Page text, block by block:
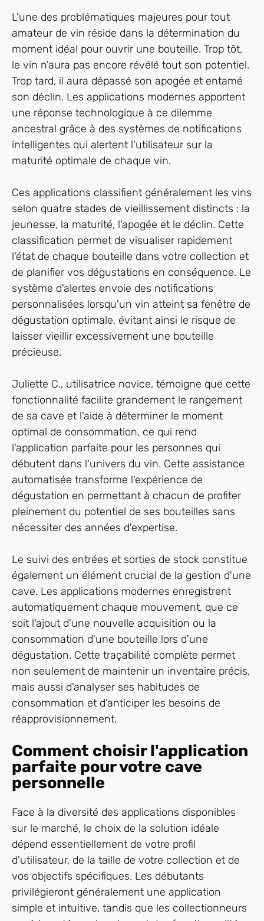
L'une des problématiques majeures pour tout
amateur de vin réside dans la détermination du
moment idéal pour ouvrir une bouteille. Trop tôt,
le vin n'aura pas encore révélé tout son potentiel.
Trop tard, il aura dépassé son apogée et entamé
son déclin. Les applications modernes apportent
une réponse technologique à ce dilemme
ancestral grâce à des systèmes de notifications
intelligentes qui alertent l'utilisateur sur la
maturité optimale de chaque vin.
Ces applications classifient généralement les vins
selon quatre stades de vieillissement distincts : la
jeunesse, la maturité, l'apogée et le déclin. Cette
classification permet de visualiser rapidement
l'état de chaque bouteille dans votre collection et
de planifier vos dégustations en conséquence. Le
système d'alertes envoie des notifications
personnalisées lorsqu'un vin atteint sa fenêtre de
dégustation optimale, évitant ainsi le risque de
laisser vieillir excessivement une bouteille
précieuse.
Juliette C., utilisatrice novice, témoigne que cette
fonctionnalité facilite grandement le rangement
de sa cave et l'aide à déterminer le moment
optimal de consommation, ce qui rend
l'application parfaite pour les personnes qui
débutent dans l'univers du vin. Cette assistance
automatisée transforme l'expérience de
dégustation en permettant à chacun de profiter
pleinement du potentiel de ses bouteilles sans
nécessiter des années d'expertise.
Le suivi des entrées et sorties de stock constitue
également un élément crucial de la gestion d'une
cave. Les applications modernes enregistrent
automatiquement chaque mouvement, que ce
soit l'ajout d'une nouvelle acquisition ou la
consommation d'une bouteille lors d'une
dégustation. Cette traçabilité complète permet
non seulement de maintenir un inventaire précis,
mais aussi d'analyser ses habitudes de
consommation et d'anticiper les besoins de
réapprovisionnement.
Comment choisir l'application
parfaite pour votre cave
personnelle
Face à la diversité des applications disponibles
sur le marché, le choix de la solution idéale
dépend essentiellement de votre profil
d'utilisateur, de la taille de votre collection et de
vos objectifs spécifiques. Les débutants
privilégieront généralement une application
simple et intuitive, tandis que les collectionneurs